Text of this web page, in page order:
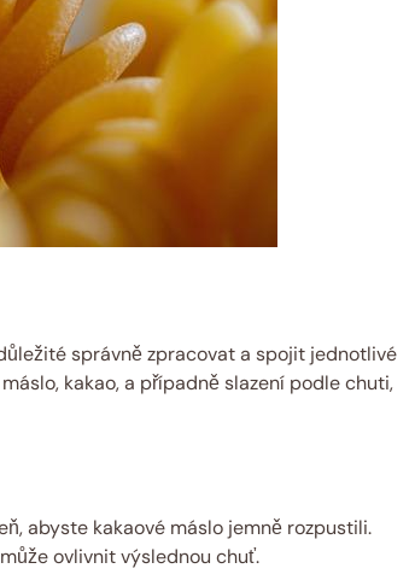
správně zpracovat a spojit jednotlivé⁣
kakao, a případně slazení‌ podle chuti,
abyste kakaové máslo jemně⁣ rozpustili.
ovlivnit výslednou chuť.